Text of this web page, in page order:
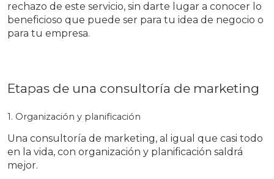
rechazo de este servicio, sin darte lugar a conocer lo
beneficioso que puede ser para tu idea de negocio o
para tu empresa.
Etapas de una consultoría de marketing
1. Organización y planificación
Una consultoría de marketing, al igual que casi todo
en la vida, con organización y planificación saldrá
mejor.